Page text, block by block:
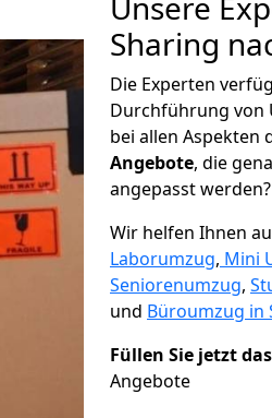
Sharing
Die Experten
Durchführung von
bei allen Aspekten
Angebote, die
angepasst
Wir helfen Ihnen
Laborumzug, Mini
Seniorenumzug,
und Büroumzug in
Füllen Sie jetzt
Angebote